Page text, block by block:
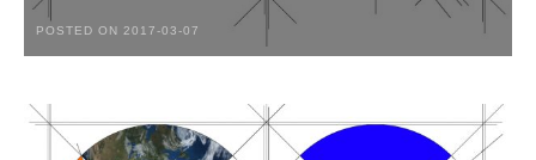
POSTED ON 2017-03-07